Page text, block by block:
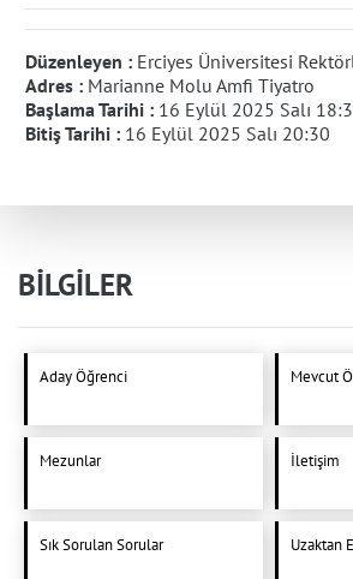
Düzenleyen : Erciyes Üniversitesi
Adres : Marianne Molu Amfi Tiyatro
Başlama Tarihi : 16 Eylül 2025 Salı
Bitiş Tarihi : 16 Eylül 2025 Salı 20:30
BİLGİLER
Aday Öğrenci Mevcut
Mezunlar İletişim
Sık Sorulan Sorular Uzaktan